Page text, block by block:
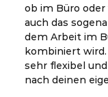
ob im Büro oder
auch das
dem Arbeit im
kombiniert
sehr flexibel
nach deinen